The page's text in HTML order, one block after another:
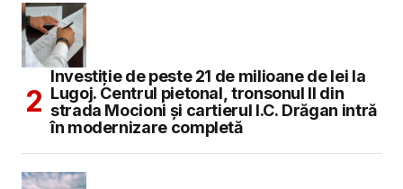
Investiție de peste 21 de milioane de lei la
Lugoj. Centrul pietonal, tronsonul II din
strada Mocioni și cartierul I.C. Drăgan intră
în modernizare completă